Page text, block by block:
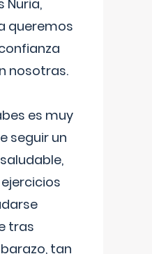
Nuria,
queremos
nosotras.
es muy
seguir un
tras
tan